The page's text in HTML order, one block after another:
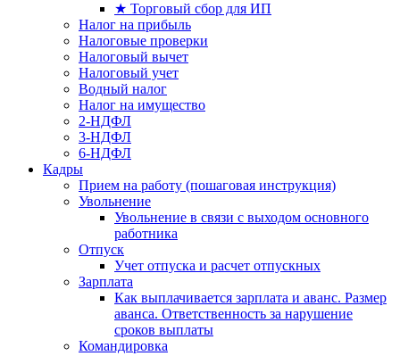
★ Торговый сбор для ИП
Налог на прибыль
Налоговые проверки
Налоговый вычет
Налоговый учет
Водный налог
Налог на имущество
2-НДФЛ
3-НДФЛ
6-НДФЛ
Кадры
Прием на работу (пошаговая инструкция)
Увольнение
Увольнение в связи с выходом основного
работника
Отпуск
Учет отпуска и расчет отпускных
Зарплата
Как выплачивается зарплата и аванс. Размер
аванса. Ответственность за нарушение
сроков выплаты
Командировка